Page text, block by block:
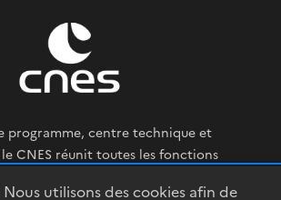
Nous utilisons des cookies afin de
programme, centre technique et
CNES réunit toutes les fonctions